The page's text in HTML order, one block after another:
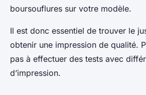
boursouflures sur votre modèle.
Il est donc essentiel de trouver le
obtenir une impression de qualité.
pas à effectuer des tests avec
d’impression.